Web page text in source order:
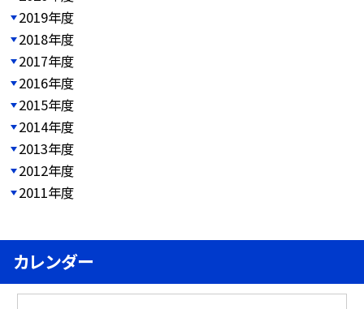
2019年度
2018年度
2017年度
2016年度
2015年度
2014年度
2013年度
2012年度
2011年度
カレンダー